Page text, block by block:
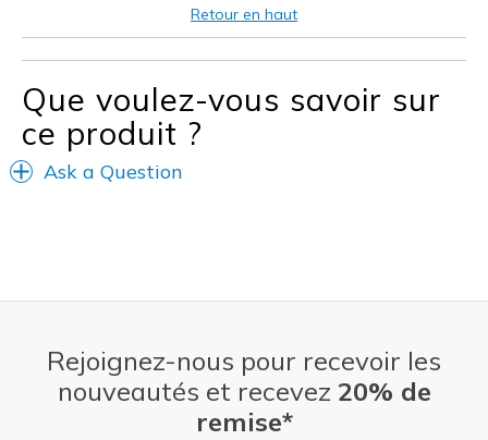
Retour en haut
Que voulez-vous savoir sur
ce produit ?
Ask a Question
Rejoignez-nous pour recevoir les
nouveautés et recevez 20% de
remise*